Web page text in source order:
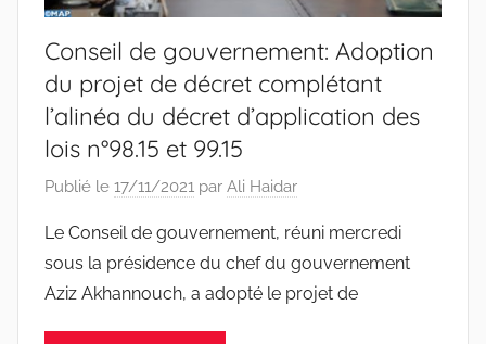
Conseil de gouvernement: Adoption
du projet de décret complétant
l’alinéa du décret d’application des
lois n°98.15 et 99.15
Publié le 17/11/2021 par Ali Haidar
Le Conseil de gouvernement, réuni mercredi
sous la présidence du chef du gouvernement
Aziz Akhannouch, a adopté le projet de